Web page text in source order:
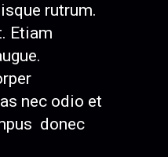
rutrum.
Etiam
nec odio et
donec